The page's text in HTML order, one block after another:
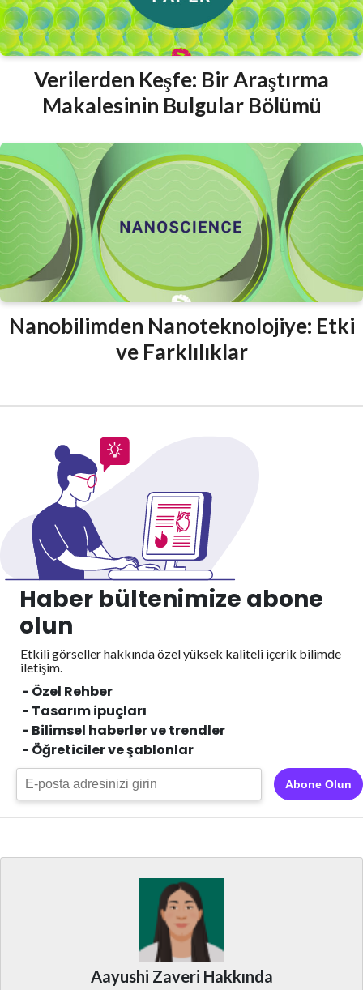
Verilerden Keşfe: Bir Araştırma
Makalesinin Bulgular Bölümü
Nanobilimden Nanoteknolojiye: Etki
ve Farklılıklar
Haber bültenimize abone
olun
Etkili görseller hakkında özel yüksek kaliteli içerik bilimde
iletişim.
- Özel Rehber
- Tasarım ipuçları
- Bilimsel haberler ve trendler
- Öğreticiler ve şablonlar
Abone Olun
Aayushi Zaveri Hakkında